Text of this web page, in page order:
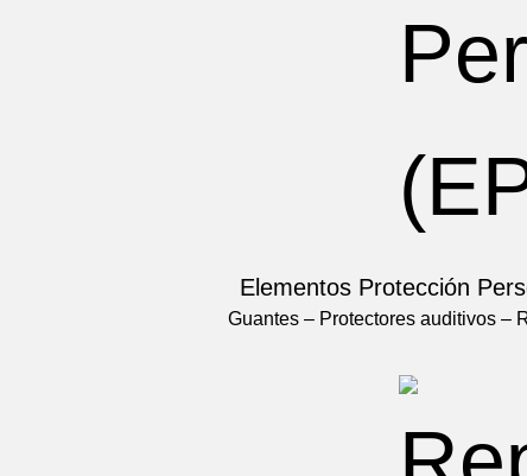
Elementos Protección
Guantes – Protectores auditivos –